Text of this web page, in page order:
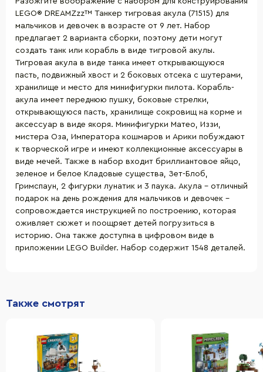
LEGO® DREAMZzz™ Танкер тигровая акула (71515) для
мальчиков и девочек в возрасте от 9 лет. Набор
предлагает 2 варианта сборки, поэтому дети могут
создать танк или корабль в виде тигровой акулы.
Тигровая акула в виде танка имеет открывающуюся
пасть, подвижный хвост и 2 боковых отсека с шутерами,
хранилище и место для минифигурки пилота. Корабль-
акула имеет переднюю пушку, боковые стрелки,
открывающуюся пасть, хранилище сокровищ на корме и
аксессуар в виде якоря. Минифигурки Матео, Иззи,
мистера Оза, Императора кошмаров и Арики побуждают
к творческой игре и имеют коллекционные аксессуары в
виде мечей. Также в набор входит бриллиантовое яйцо,
зеленое и белое Кладовые существа, Зет-Блоб,
Гримспаун, 2 фигурки лунатик и 3 паука. Акула – отличный
подарок на день рождения для мальчиков и девочек –
сопровождается инструкцией по построению, которая
оживляет сюжет и поощряет детей погрузиться в
историю. Она также доступна в цифровом виде в
приложении LEGO Builder. Набор содержит 1548 деталей.
Также смотрят